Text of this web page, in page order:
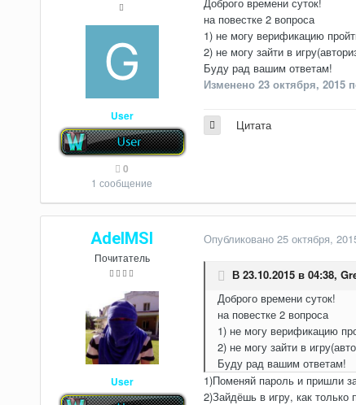
User
0
1 сообщение
на повестке 2 вопроса
1) не могу верификацию
2) не могу зайти в
Буду рад вашим ответам!
Изменено 23 октября, 2015
Цитата
AdelMSI
Почитатель
User
Опубликовано 25 октября,
В 23.10.2015 в 04:38,
Доброго времени суток!
на повестке 2 вопроса
1) не могу верификацию
2) не могу зайти в
Буду рад вашим ответам!
1)Поменяй пароль и пришли
2)Зайдёшь в игру, как